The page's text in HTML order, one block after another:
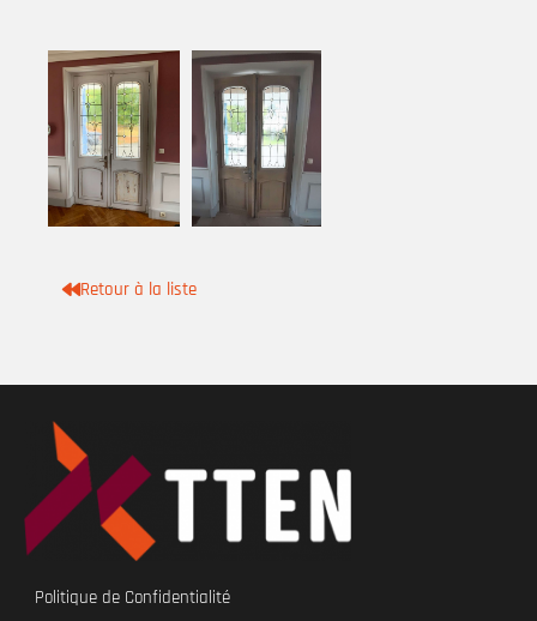
Retour à la liste
Politique de Confidentialité